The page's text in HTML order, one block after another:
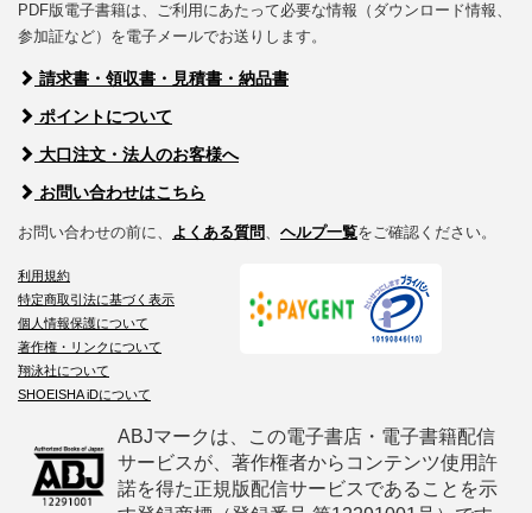
PDF版電子書籍は、ご利用にあたって必要な情報（ダウンロード情報、
参加証など）を電子メールでお送りします。
請求書・領収書・見積書・納品書
ポイントについて
大口注文・法人のお客様へ
お問い合わせはこちら
お問い合わせの前に、 よくある質問、 ヘルプ一覧をご確認ください。
利用規約
特定商取引法に基づく表示
個人情報保護について
著作権・リンクについて
翔泳社について
SHOEISHA iDについて
ABJマークは、この電子書店・電子書籍配信
サービスが、著作権者からコンテンツ使用許
諾を得た正規版配信サービスであることを示